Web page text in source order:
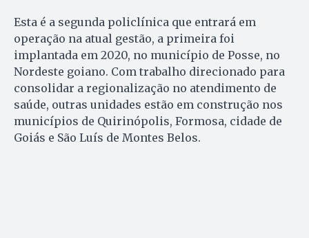
Esta é a segunda policlínica que entrará em
operação na atual gestão, a primeira foi
implantada em 2020, no município de Posse, no
Nordeste goiano. Com trabalho direcionado para
consolidar a regionalização no atendimento de
saúde, outras unidades estão em construção nos
municípios de Quirinópolis, Formosa, cidade de
Goiás e São Luís de Montes Belos.